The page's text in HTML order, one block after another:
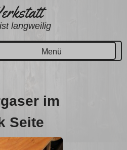
langweilig
Menü
im
Seite